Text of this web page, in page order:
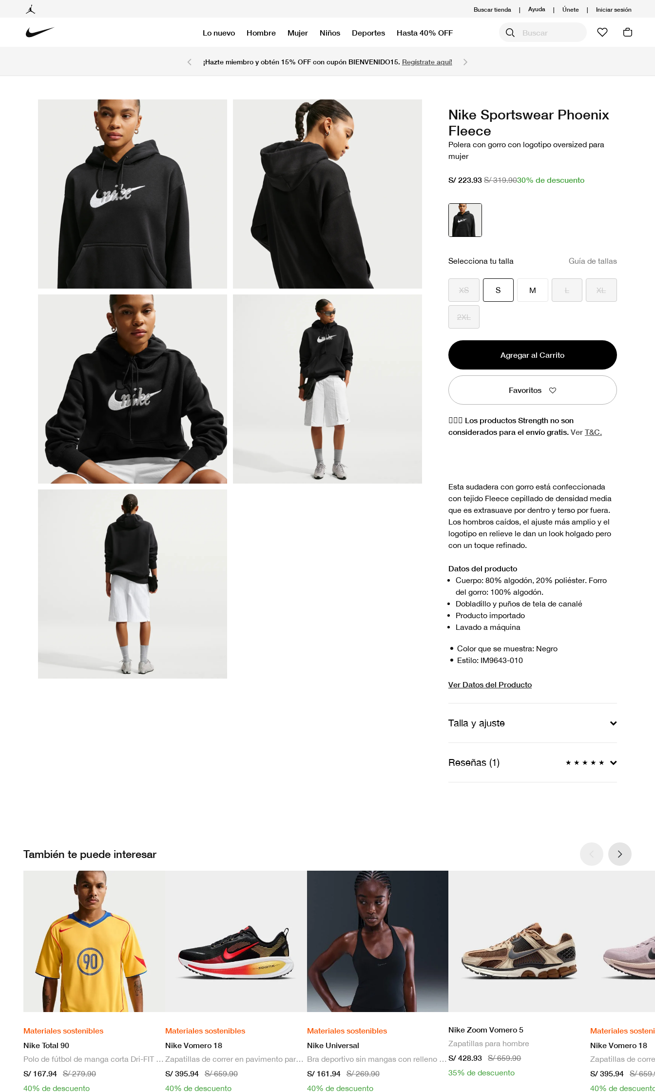
Buscar tienda | Ayuda | Únete | Iniciar sesión
Lo nuevo Hombre Mujer Niños Deportes Hasta 40% OFF
¡Hazte miembro y obtén 15% OFF con cupón BIENVENIDO15. Regístrate aquí!
Nike Sportswear Phoenix
Fleece
Polera con gorro con logotipo oversized para
mujer
S/ 223.93 S/ 319.9030% de descuento
Selecciona tu talla Guía de tallas
XS Sseleccionado
M L XL
2XL
Agregar al Carrito
Favoritos
🏋🏻‍♀️ Los productos Strength no son
considerados para el envío gratis. Ver T&C.
Esta sudadera con gorro está confeccionada
con tejido Fleece cepillado de densidad media
que es extrasuave por dentro y terso por fuera.
Los hombros caídos, el ajuste más amplio y el
logotipo en relieve le dan un look holgado pero
con un toque refinado.
Datos del producto
Cuerpo: 80% algodón, 20% poliéster. Forro
del gorro: 100% algodón.
Dobladillo y puños de tela de canalé
Producto importado
Lavado a máquina
Color que se muestra: Negro
Estilo: IM9643-010
Ver Datos del Producto
Talla y ajuste
Reseñas (1) ★ ★ ★ ★ ★
También te puede interesar
Materiales sostenibles
Nike Total 90
Polo de fútbol de manga corta Dri-FIT para hombre
S/ 167.94
S/ 279.90
40% de descuento
Materiales sostenibles
Nike Vomero 18
Zapatillas de correr en pavimento para hombre
S/ 395.94
S/ 659.90
40% de descuento
Materiales sostenibles
Nike Universal
Bra deportivo sin mangas con relleno de sujeción media para mujer
S/ 161.94
S/ 269.90
40% de descuento
Nike Zoom Vomero 5
Zapatillas para hombre
S/ 428.93
S/ 659.90
35% de descuento
Materiales
Nike Vomero 18
S/ 395.94
S/
40% de